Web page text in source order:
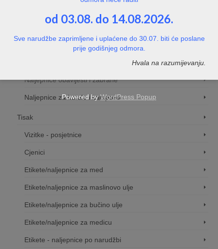
Naljpenice - upute za siguran rad na strojevima
Naljepnice za tvrtke
Naljepnice obavijesti i zabrane
Naljepnice za hotele i kampove
Tisak
Vizitke - posjetnice
Cjenici
Etikete/naljepnice za med
Etikete/naljepnice za maslinovo ulje
Etikete/naljepnice za bučino ulje
Etikete/naljepnice za medicu
Etikete - naljepnice po narudžbi
od 03.08. do 14.08.2026.
Sve narudžbe zaprimljene i uplaćene do 30.07. biti će poslane
prije godišnjeg odmora.
Hvala na razumijevanju.
Powered byWordPress Popup